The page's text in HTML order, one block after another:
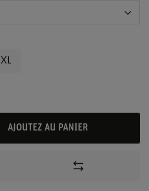
XL
AJOUTEZ AU PANIER